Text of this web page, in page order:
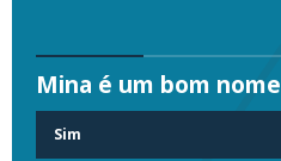
Mina é um bom
Sim